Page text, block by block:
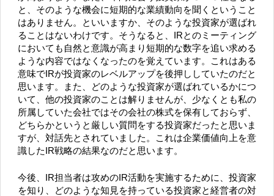
と、そのような機会に短期的な業績動向を聞くということ
はありません。といいますか、そのような投資家が選ばれ
ることはないわけです。そうなると、IRとのミーティング
においても自然と意識が高まり短期的な数字を追い求める
ような内容ではなくなったのを覚えています。これはある
意味でIRが投資家のレベルアップを後押ししていたのだと
思います。また、どのような投資家が選ばれているかにつ
いて、他の投資家のことは解りませんが、少なくとも私の
所属していた会社ではその会社の株式を保有しておらず、
どちらかというと厳しい質問をする投資家だったと思いま
すが、対話先とされていました。これは企業価値向上を意
識したIR戦略の結果なのだと思います。
今後、IR担当者は攻めのIR活動を実施するために、投資家
を知り、どのような知見を持っている投資家と経営者の対